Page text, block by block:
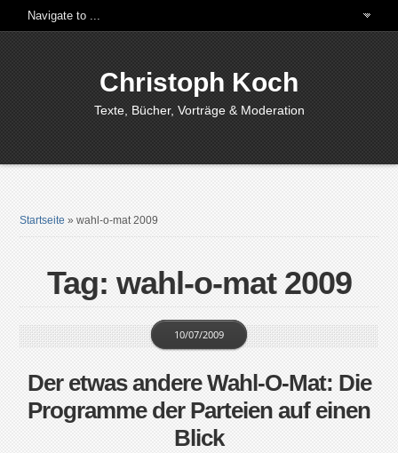
Christoph Koch
Texte, Bücher, Vorträge & Moderation
Startseite »wahl-o-mat 2009
Tag: wahl-o-mat 2009
Der etwas andere Wahl-O-Mat: Die
Programme der Parteien auf einen
Blick
10/07/2009